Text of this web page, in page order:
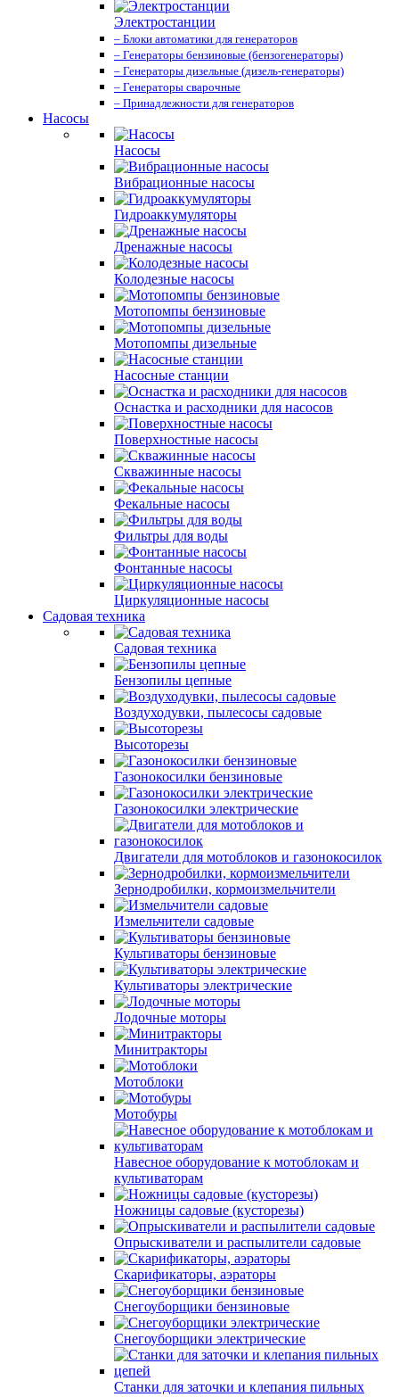
Электростанции
– Блоки автоматики для генераторов
– Генераторы бензиновые (бензогенераторы)
– Генераторы дизельные (дизель-генераторы)
– Генераторы сварочные
– Принадлежности для генераторов
Насосы
Насосы
Вибрационные насосы
Гидроаккумуляторы
Дренажные насосы
Колодезные насосы
Мотопомпы бензиновые
Мотопомпы дизельные
Насосные станции
Оснастка и расходники для насосов
Поверхностные насосы
Скважинные насосы
Фекальные насосы
Фильтры для воды
Фонтанные насосы
Циркуляционные насосы
Садовая техника
Садовая техника
Бензопилы цепные
Воздуходувки, пылесосы садовые
Высоторезы
Газонокосилки бензиновые
Газонокосилки электрические
Двигатели для мотоблоков и газонокосилок
Зернодробилки, кормоизмельчители
Измельчители садовые
Культиваторы бензиновые
Культиваторы электрические
Лодочные моторы
Минитракторы
Мотоблоки
Мотобуры
Навесное оборудование к мотоблокам и
культиваторам
Ножницы садовые (кусторезы)
Опрыскиватели и распылители садовые
Скарификаторы, аэраторы
Снегоуборщики бензиновые
Снегоуборщики электрические
Станки для заточки и клепания пильных